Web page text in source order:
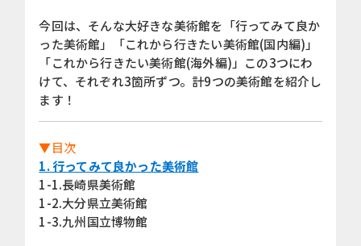
今回は、そんな大好きな美術館を「行ってみて良か
った美術館」「これから行きたい美術館(国内編)」
「これから行きたい美術館(海外編)」この3つにわ
けて、それぞれ3箇所ずつ。計9つの美術館を紹介し
ます！
▼目次
1. 行ってみて良かった美術館
1-1.長崎県美術館
1-2.大分県立美術館
1-3.九州国立博物館